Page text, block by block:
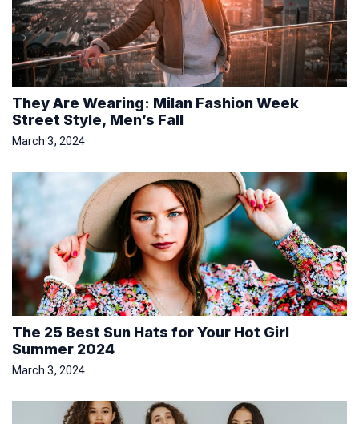
They Are Wearing: Milan Fashion Week
Street Style, Men’s Fall
March 3, 2024
The 25 Best Sun Hats for Your Hot Girl
Summer 2024
March 3, 2024